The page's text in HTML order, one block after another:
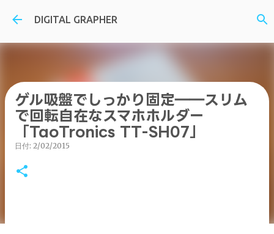
スキップしてメイン コンテンツに移動
DIGITAL GRAPHER
ゲル吸盤でしっかり固定――スリム
で回転自在なスマホホルダー
「TaoTronics TT-SH07」
日付: 2/02/2015